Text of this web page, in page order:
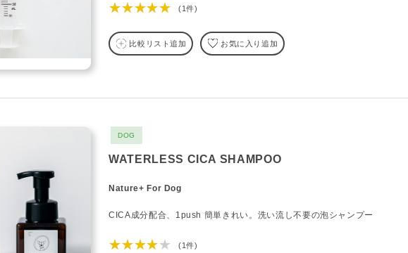
★★★★★ (1件)
比較リスト追加 お気に入り追加
DOG
WATERLESS CICA SHAMPOO
Nature+ For Dog
CICA成分配合、1push 簡単きれい。洗い流し不要の泡シャンプー
★★★★★ (1件)